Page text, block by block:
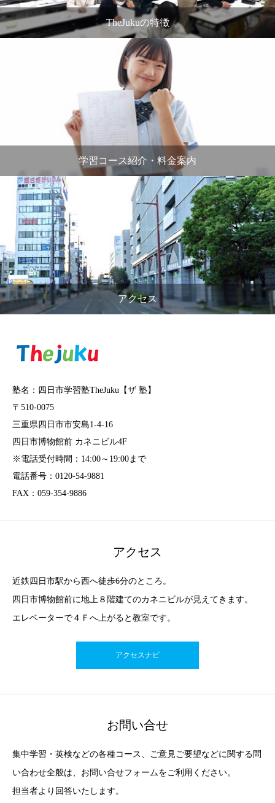
TheJukuの特徴
学習コース紹介・料金案内
アクセス
塾名：四日市学習塾TheJuku【ザ 塾】
〒510-0075
三重県四日市市安島1-4-16
四日市博物館前 カネニビル4F
※電話受付時間：14:00～19:00まで
電話番号：0120-54-9881
FAX：059-354-9886
アクセス
近鉄四日市駅から西へ徒歩6分のところ。
四日市博物館前に地上８階建てのカネニビルが見えてきます。
エレベーターで４Ｆへ上がると教室です。
アクセスナビ
お問い合せ
集中学習・英検などの各種コース、ご意見ご要望などに関する問
い合わせ全般は、お問い合せフォームをご利用ください。
担当者より回答いたします。